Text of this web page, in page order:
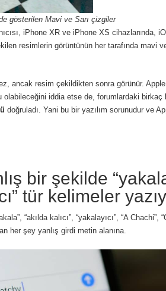
gösterilen Mavi ve Sarı çizgiler
iPhone XR ve iPhone XS cihazlarında,
resimlerin görüntünün her tarafında mavi
ancak resim çekildikten sonra görünür.
iddia etse de, forumlardaki birkaç
doğruladı. Yani bu bir yazılım sorunudur ve
bir şekilde
tür kelimeler
“akılda kalıcı”, “yakalayıcı”, “A Chachi”,
her şey yanlış girdi metin alanına.